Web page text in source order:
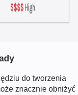
do tworzenia
znacznie obniżyć